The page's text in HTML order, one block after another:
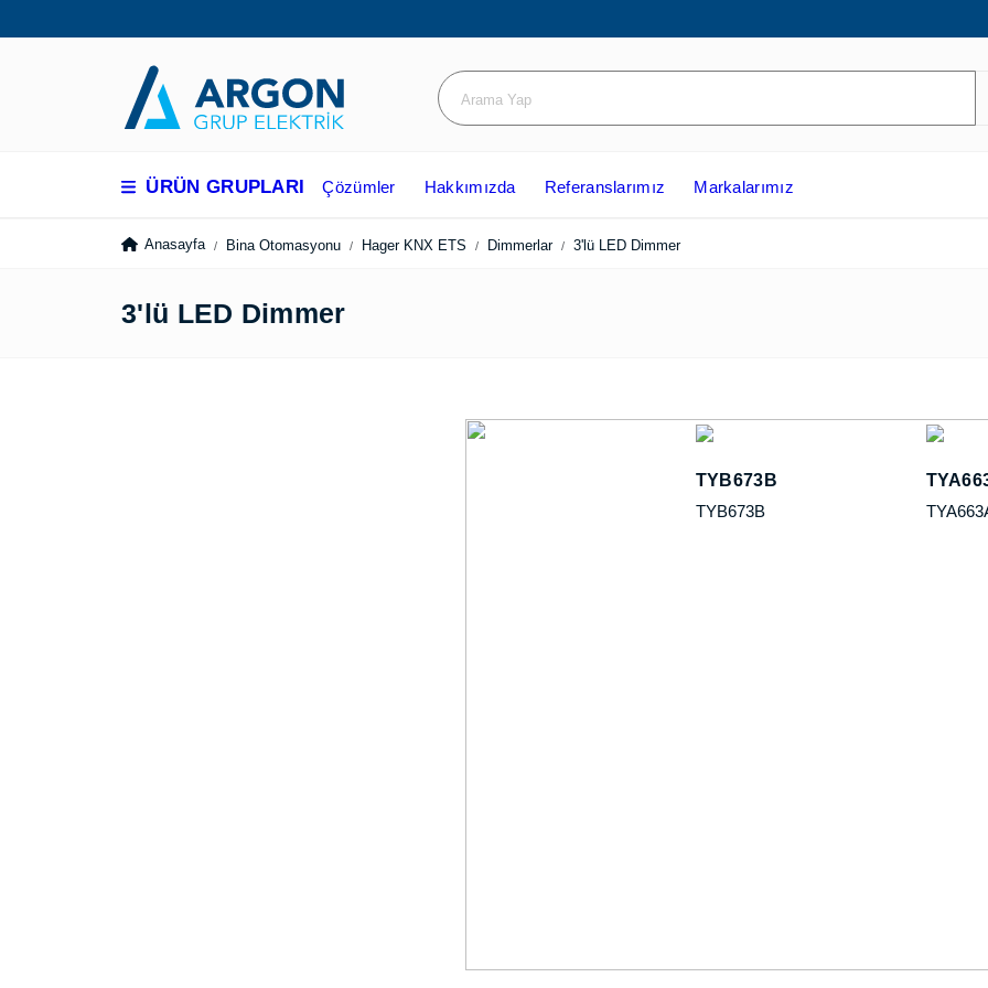
ÜRÜN GRUPLARI Çözümler Hakkımızda Referanslarımız Markalarımız
Anasayfa Bina Otomasyonu Hager KNX ETS Dimmerlar 3'lü LED Dimmer
3'lü LED Dimmer
TYB673B
TYB673B